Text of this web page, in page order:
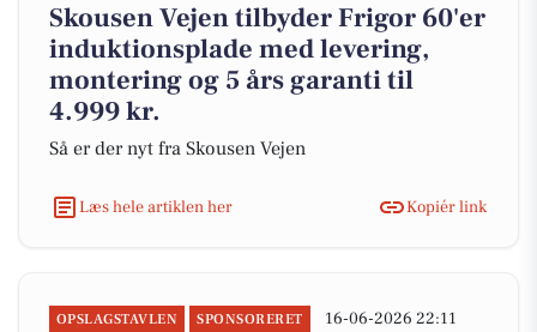
Skousen Vejen tilbyder Frigor 60'er
induktionsplade med levering,
montering og 5 års garanti til
4.999 kr.
Så er der nyt fra Skousen Vejen
Læs hele artiklen her Kopiér link
OPSLAGSTAVLEN SPONSORERET 16-06-2026 22:11